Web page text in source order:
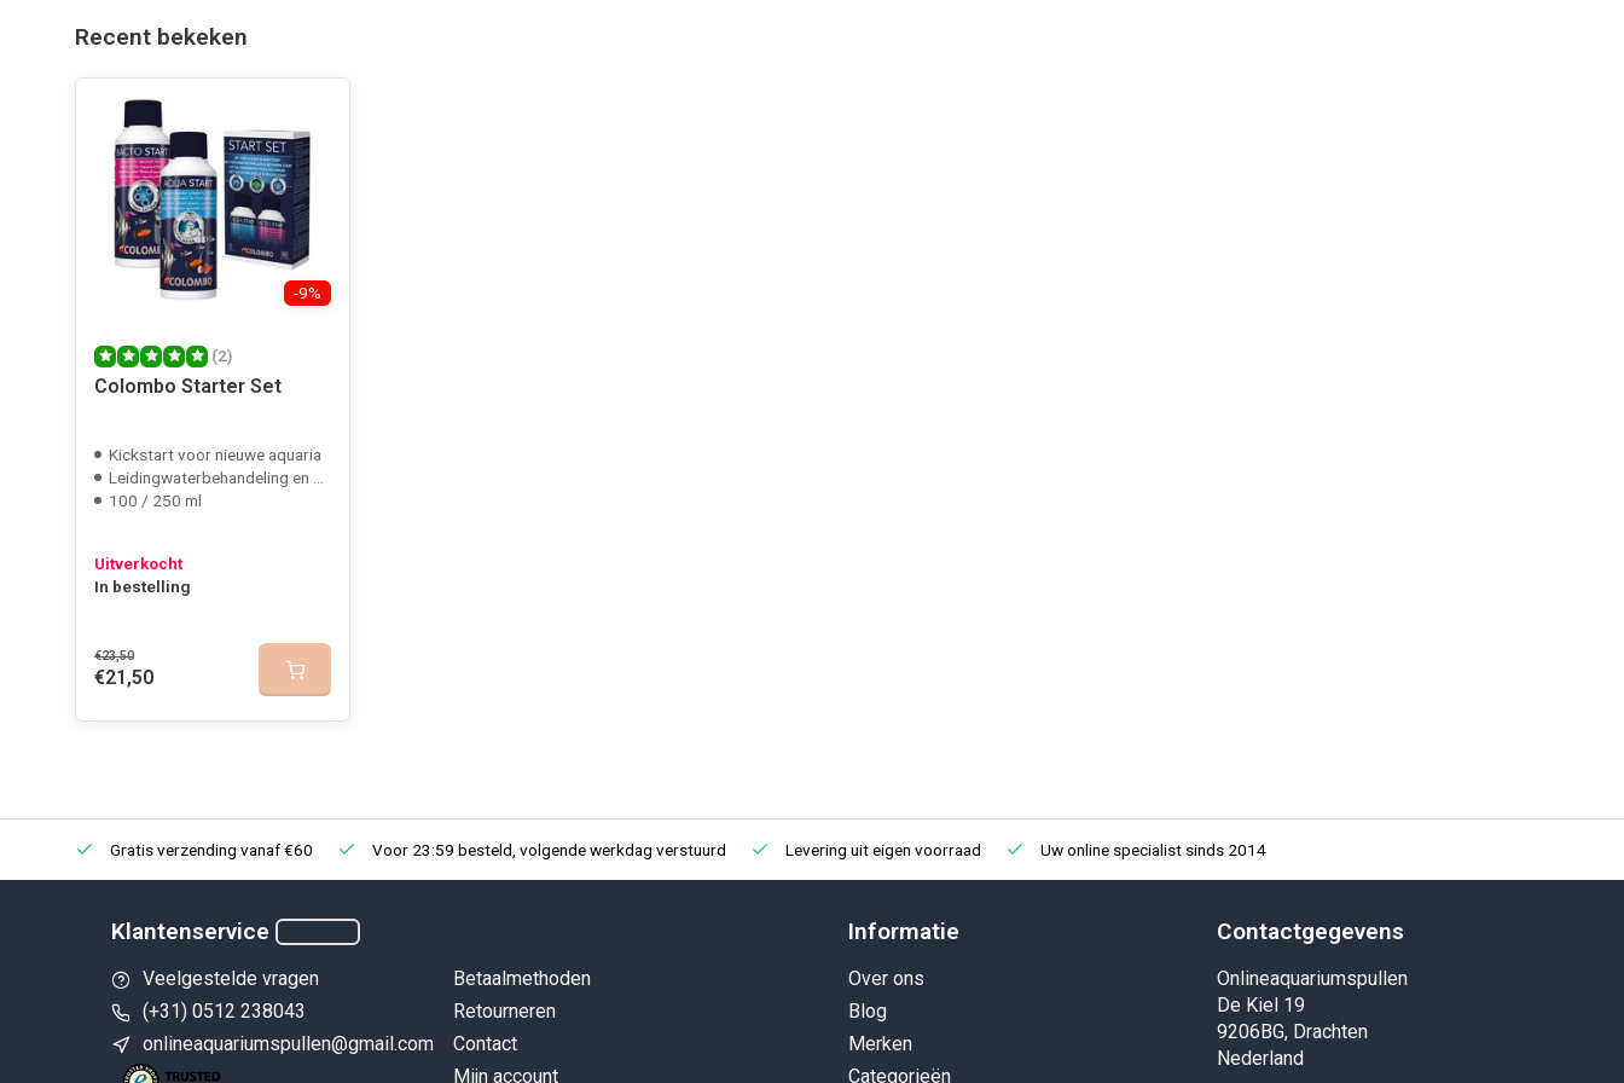
Recent bekeken
-9%
(2)
Colombo Starter Set
Kickstart voor nieuwe aquaria
Leidingwaterbehandeling en bacteriën
100 / 250 ml
Uitverkocht
In bestelling
€23,50
€21,50
Gratis verzending vanaf €60 Voor 23:59 besteld, volgende werkdag verstuurd Levering uit eigen voorraad Uw online specialist sinds 2014
Klantenservice
Veelgestelde vragen
(+31) 0512 238043
onlineaquariumspullen@gmail.com
Betaalmethoden
Retourneren
Contact
Mijn account
Informatie
Over ons
Blog
Merken
Categorieën
Contactgegevens
Onlineaquariumspullen
De Kiel 19
9206BG, Drachten
Nederland